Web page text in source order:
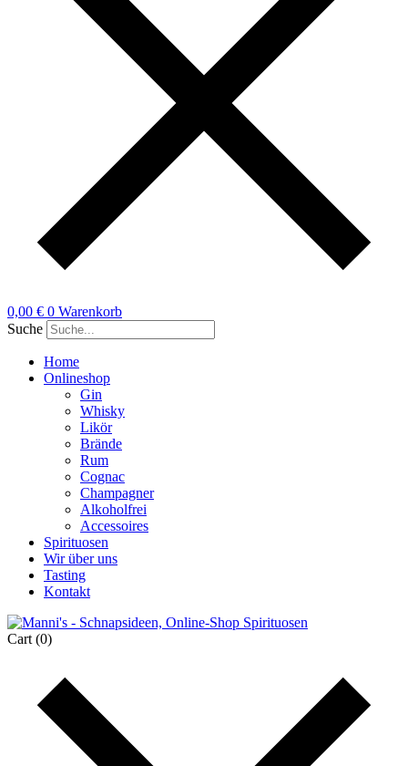
0,00 € 0 Warenkorb
Suche
Home
Onlineshop
Gin
Whisky
Likör
Brände
Rum
Cognac
Champagner
Alkoholfrei
Accessoires
Spirituosen
Wir über uns
Tasting
Kontakt
Cart (0)